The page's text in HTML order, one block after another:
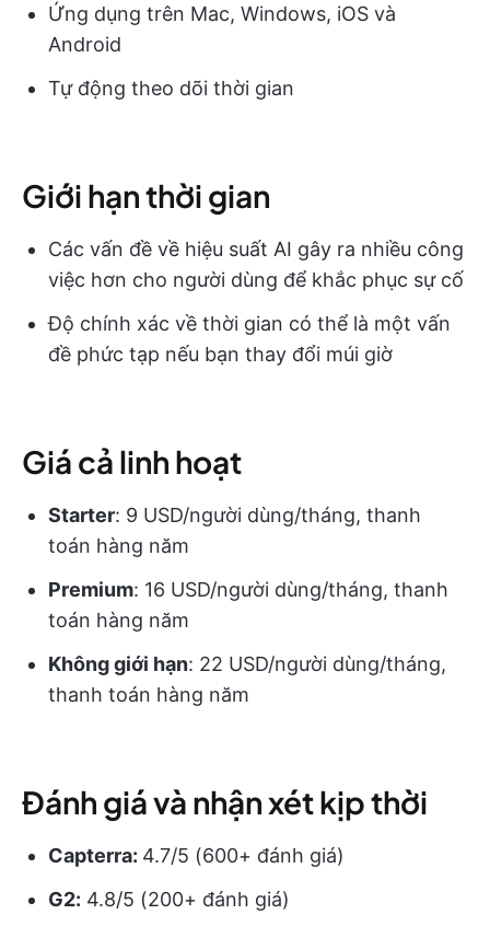
Ứng dụng trên Mac, Windows, iOS và
Android
Tự động theo dõi thời gian
Giới hạn thời gian
Các vấn đề về hiệu suất AI gây ra nhiều công
việc hơn cho người dùng để khắc phục sự cố
Độ chính xác về thời gian có thể là một vấn
đề phức tạp nếu bạn thay đổi múi giờ
Giá cả linh hoạt
Starter: 9 USD/người dùng/tháng, thanh
toán hàng năm
Premium: 16 USD/người dùng/tháng, thanh
toán hàng năm
Không giới hạn: 22 USD/người dùng/tháng,
thanh toán hàng năm
Đánh giá và nhận xét kịp thời
Capterra: 4.7/5 (600+ đánh giá)
G2: 4.8/5 (200+ đánh giá)